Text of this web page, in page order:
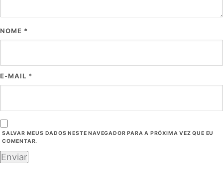
NOME *
E-MAIL *
SALVAR MEUS DADOS NESTE NAVEGADOR PARA A PRÓXIMA VEZ QUE EU
COMENTAR.